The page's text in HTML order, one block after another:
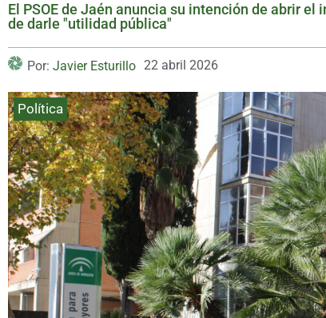
El PSOE de Jaén anuncia su intención de abrir
de darle "utilidad pública"
Por: Javier Esturillo 22 abril 2026
Política